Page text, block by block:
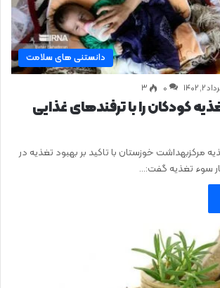
دانستنی های سلامت
۲, ۱۴۰۲ 0 ۳
کودکان را با ترفندهای غذایی
مرکزبهداشت خوزستان با تاکید بر بهبود تغذیه در
سوء تغذیه گفت:…